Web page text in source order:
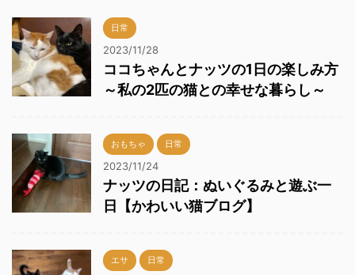
日常
2023/11/28
ココちゃんとナッツの1日の楽しみ方
～私の2匹の猫との幸せな暮らし～
おもちゃ 日常
2023/11/24
ナッツの日記：ぬいぐるみと遊ぶ一
日【かわいい猫ブログ】
エサ 日常